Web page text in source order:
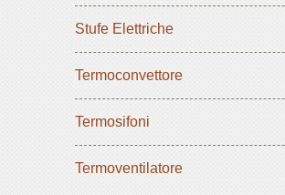
Stufe Elettriche
Termoconvettore
Termosifoni
Termoventilatore